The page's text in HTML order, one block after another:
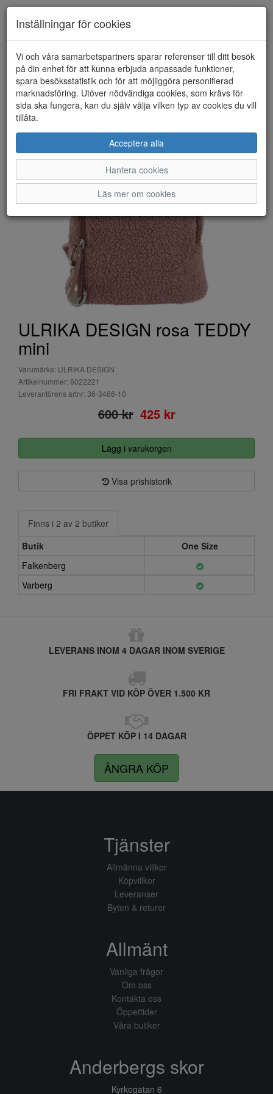
HEM ULRIKA DESIGN
ULRIKA DESIGN rosa TEDDY
mini
Varumärke: ULRIKA DESIGN
Artikelnummer: 6022221
Leverantörens artnr: 36-3466-10
600 kr 425 kr
Lägg i varukorgen
Visa prishistorik
Finns i 2 av 2 butiker
Butik
One Size
Falkenberg
Varberg
LEVERANS INOM 4 DAGAR INOM SVERIGE
FRI FRAKT VID KÖP ÖVER 1.500 KR
ÖPPET KÖP I 14 DAGAR
ÅNGRA KÖP
Inställningar för cookies
Vi och våra samarbetspartners sparar referenser till ditt besök
på din enhet för att kunna erbjuda anpassade funktioner,
spara besöksstatistik och för att möjliggöra personifierad
marknadsföring. Utöver nödvändiga cookies, som krävs för
sida ska fungera, kan du själv välja vilken typ av cookies du vill
tillåta.
Acceptera alla
Hantera cookies
Läs mer om cookies
Tjänster
Allmänna villkor
Köpvillkor
Leveranser
Byten & returer
Allmänt
Vanliga frågor
Om oss
Kontakta oss
Öppettider
Våra butiker
Anderbergs skor
Kyrkogatan 6